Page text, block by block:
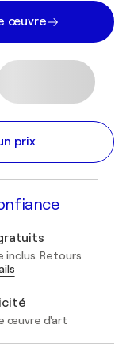
œuvre
prix
inclus. Retours
œuvre d'art